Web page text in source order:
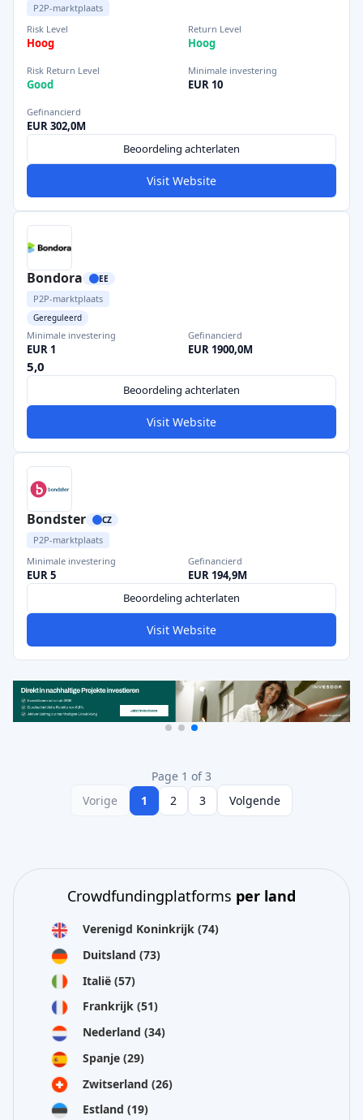
P2P-marktplaats
Risk Level
Hoog
Return Level
Hoog
Risk Return Level
Good
Minimale investering
EUR 10
Gefinancierd
EUR 302,0M
Beoordeling achterlaten
Visit Website
Bondora EE
P2P-marktplaats
Gereguleerd
Minimale investering
EUR 1
Gefinancierd
EUR 1900,0M
5,0
Beoordeling achterlaten
Visit Website
Bondster CZ
P2P-marktplaats
Minimale investering
EUR 5
Gefinancierd
EUR 194,9M
Beoordeling achterlaten
Visit Website
Page 1 of 3
Vorige
1 2 3 Volgende
Crowdfundingplatforms per land
Verenigd Koninkrijk (74)
Duitsland (73)
Italië (57)
Frankrijk (51)
Nederland (34)
Spanje (29)
Zwitserland (26)
Estland (19)